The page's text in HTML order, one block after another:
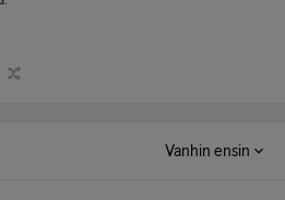
Vanhin ensin